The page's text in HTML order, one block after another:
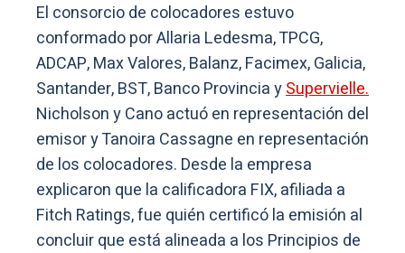
El consorcio de colocadores estuvo
conformado por Allaria Ledesma, TPCG,
ADCAP, Max Valores, Balanz, Facimex, Galicia,
Santander, BST, Banco Provincia ySupervielle.
Nicholson y Cano actuó en representación del
emisor y Tanoira Cassagne en representación
de los colocadores. Desde la empresa
explicaron que la calificadora FIX, afiliada a
Fitch Ratings, fue quién certificó la emisión al
concluir que está alineada a los Principios de